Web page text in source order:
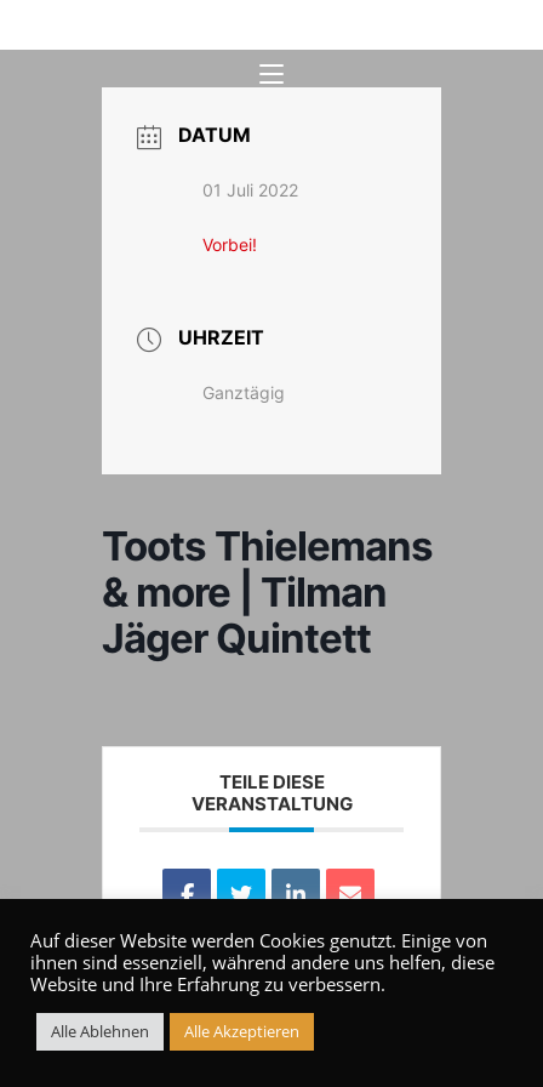
Inhalt
DATUM
01 Juli 2022
Vorbei!
UHRZEIT
Ganztägig
Toots Thielemans
& more | Tilman
Jäger Quintett
TEILE DIESE
VERANSTALTUNG
Auf dieser Website werden Cookies genutzt. Einige von
ihnen sind essenziell, während andere uns helfen, diese
Website und Ihre Erfahrung zu verbessern.
Alle Ablehnen Alle Akzeptieren